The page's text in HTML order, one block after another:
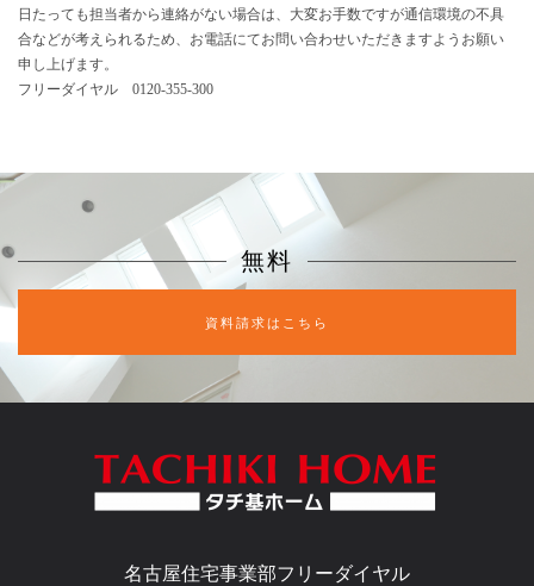
日たっても担当者から連絡がない場合は、大変お手数ですが通信環境の不具
合などが考えられるため、お電話にてお問い合わせいただきますようお願い
申し上げます。
フリーダイヤル 0120-355-300
無料
資料請求はこちら
名古屋住宅事業部フリーダイヤル